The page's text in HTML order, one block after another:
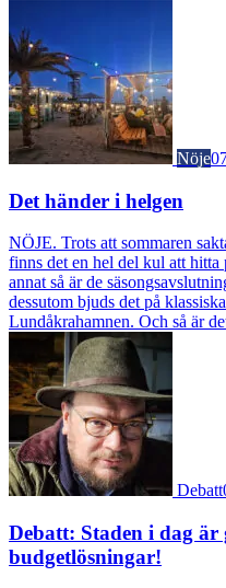
Nöje
Det händer i helgen
NÖJE. Trots att sommaren
finns det en hel del kul att hitta
annat så är de
dessutom bjuds det på
Lundåkrahamnen. Och så är
Debatt
Debatt: Staden i dag
budgetlösningar!